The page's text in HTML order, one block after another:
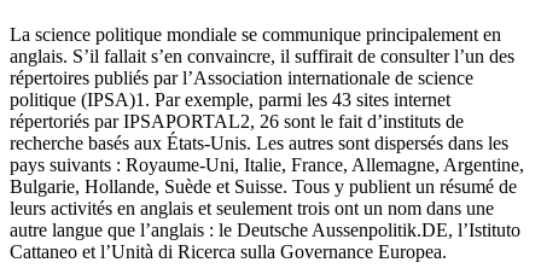
La science politique mondiale se communique principalement en
anglais. S’il fallait s’en convaincre, il suffirait de consulter l’un des
répertoires publiés par l’Association internationale de science
politique (IPSA)1. Par exemple, parmi les 43 sites internet
répertoriés par IPSAPORTAL2, 26 sont le fait d’instituts de
recherche basés aux États-Unis. Les autres sont dispersés dans les
pays suivants : Royaume-Uni, Italie, France, Allemagne, Argentine,
Bulgarie, Hollande, Suède et Suisse. Tous y publient un résumé de
leurs activités en anglais et seulement trois ont un nom dans une
autre langue que l’anglais : le Deutsche Aussenpolitik.DE, l’Istituto
Cattaneo et l’Unità di Ricerca sulla Governance Europea.